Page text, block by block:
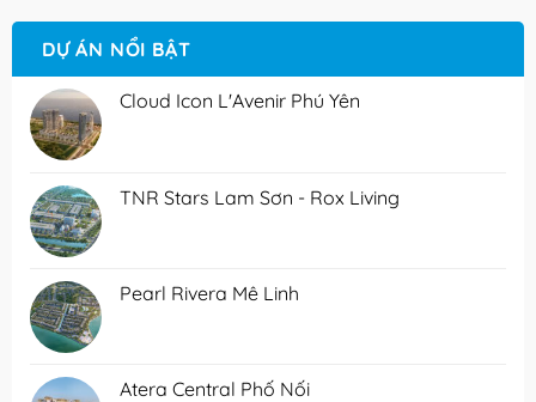
DỰ ÁN NỔI BẬT
Cloud Icon L'Avenir Phú Yên
TNR Stars Lam Sơn - Rox Living
Pearl Rivera Mê Linh
Atera Central Phố Nối